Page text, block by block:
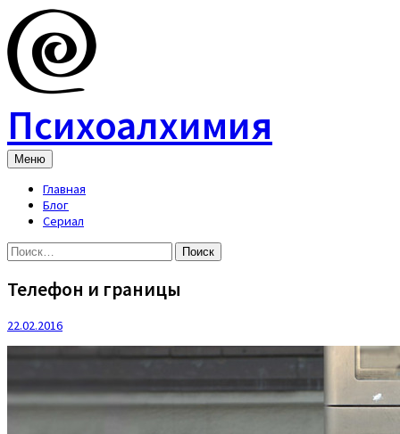
Skip
to
content
Психоалхимия
Меню
Главная
Блог
Сериал
Найти:
Телефон и границы
22.02.2016